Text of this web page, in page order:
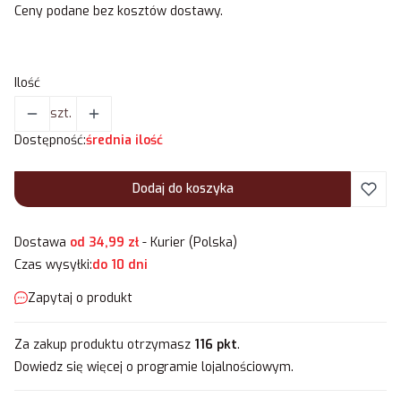
Ceny podane bez kosztów dostawy.
Ilość
szt.
Dostępność:średnia ilość
Dodaj do koszyka
Dostawa od 34,99 zł- Kurier (Polska)
Czas wysyłki:do 10 dni
Zapytaj o produkt
Za zakup produktu otrzymasz 116 pkt.
Dowiedz się więcej o programie lojalnościowym.